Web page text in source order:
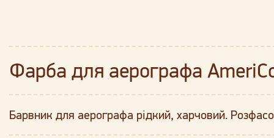
Фарба для аерографа
Барвник для аерографа рідкий, харчовий.